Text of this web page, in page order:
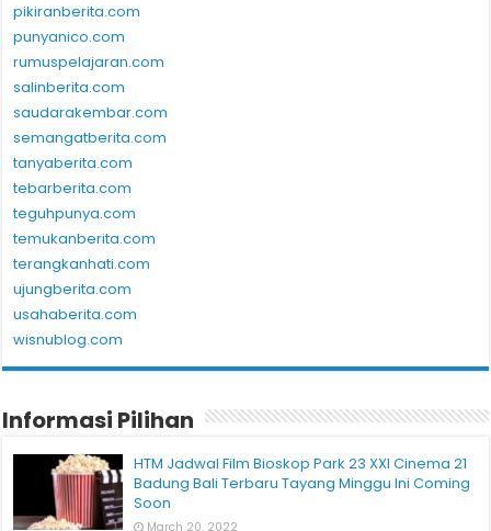
pikiranberita.com
punyanico.com
rumuspelajaran.com
salinberita.com
saudarakembar.com
semangatberita.com
tanyaberita.com
tebarberita.com
teguhpunya.com
temukanberita.com
terangkanhati.com
ujungberita.com
usahaberita.com
wisnublog.com
Informasi Pilihan
HTM Jadwal Film Bioskop Park 23 XXI Cinema 21
Badung Bali Terbaru Tayang Minggu Ini Coming
Soon
March 20, 2022